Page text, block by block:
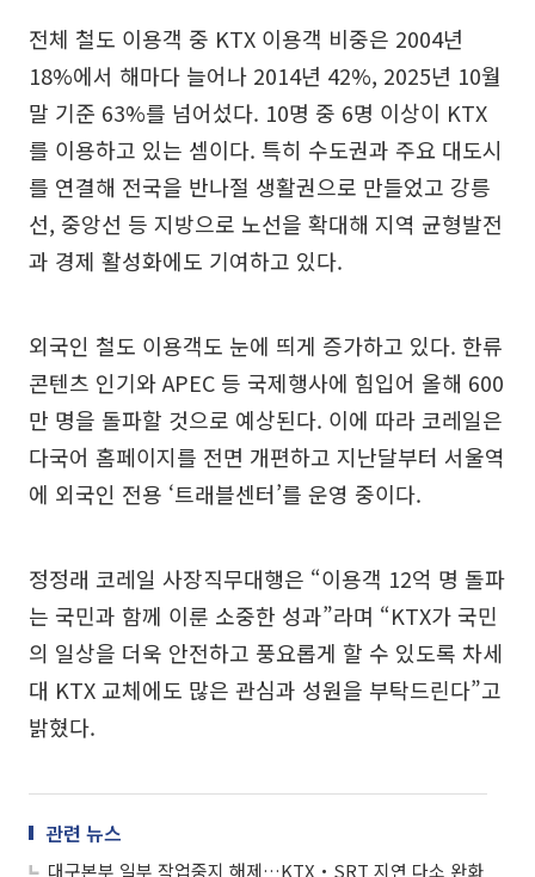
전체 철도 이용객 중 KTX 이용객 비중은 2004년
18%에서 해마다 늘어나 2014년 42%, 2025년 10월
말 기준 63%를 넘어섰다. 10명 중 6명 이상이 KTX
를 이용하고 있는 셈이다. 특히 수도권과 주요 대도시
를 연결해 전국을 반나절 생활권으로 만들었고 강릉
선, 중앙선 등 지방으로 노선을 확대해 지역 균형발전
과 경제 활성화에도 기여하고 있다.
외국인 철도 이용객도 눈에 띄게 증가하고 있다. 한류
콘텐츠 인기와 APEC 등 국제행사에 힘입어 올해 600
만 명을 돌파할 것으로 예상된다. 이에 따라 코레일은
다국어 홈페이지를 전면 개편하고 지난달부터 서울역
에 외국인 전용 ‘트래블센터’를 운영 중이다.
정정래 코레일 사장직무대행은 “이용객 12억 명 돌파
는 국민과 함께 이룬 소중한 성과”라며 “KTX가 국민
의 일상을 더욱 안전하고 풍요롭게 할 수 있도록 차세
대 KTX 교체에도 많은 관심과 성원을 부탁드린다”고
밝혔다.
관련 뉴스
대구본부 일부 작업중지 해제…KTX‧SRT 지연 다소 완화